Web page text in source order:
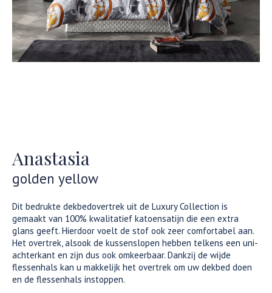
Anastasia
golden yellow
Dit bedrukte dekbedovertrek uit de Luxury Collection is
gemaakt van 100% kwalitatief katoensatijn die een extra
glans geeft. Hierdoor voelt de stof ook zeer comfortabel aan.
Het overtrek, alsook de kussenslopen hebben telkens een uni-
achterkant en zijn dus ook omkeerbaar. Dankzij de wijde
flessenhals kan u makkelijk het overtrek om uw dekbed doen
en de flessenhals instoppen.